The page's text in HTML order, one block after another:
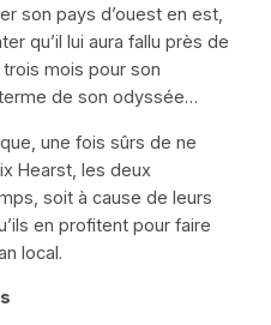
son pays d’ouest en est,
qu’il lui aura fallu près de
mois pour son
de son odyssée…
une fois sûrs de ne
Hearst, les deux
soit à cause de leurs
en profitent pour faire
local.